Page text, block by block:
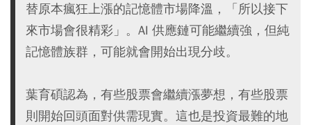
替原本瘋狂上漲的記憶體市場降溫，「所以接下
來市場會很精彩」。AI 供應鏈可能繼續強，但純
記憶體族群，可能就會開始出現分歧。
葉育碩認為，有些股票會繼續漲夢想，有些股票
則開始回頭面對供需現實。這也是投資最難的地